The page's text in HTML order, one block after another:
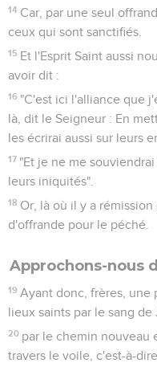
14 Car, par une seul
ceux qui sont sanctifiés.
15 Et l'Esprit Saint aussi
avoir dit :
16 "C'est ici l'alliance que
là, dit le Seigneur : En
les écrirai aussi sur leurs
17 "Et je ne me
leurs iniquités".
18 Or, là où il y a
d'offrande pour le péché.
Approchons-nous
19 Ayant donc, frères, une
lieux saints par le sang de
20 par le chemin nouveau
travers le voile, c'est-à-dire